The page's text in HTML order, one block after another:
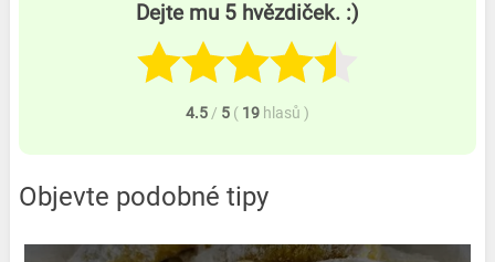
Dejte mu 5 hvězdiček. :)
4.5 / 5 ( 19 hlasů )
Objevte podobné tipy